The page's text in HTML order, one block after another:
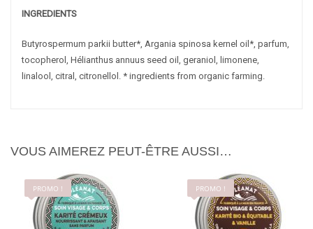
INGREDIENTS
Butyrospermum parkii butter*, Argania spinosa kernel oil*, parfum,
tocopherol, Hélianthus annuus seed oil, geraniol, limonene,
linalool, citral, citronellol. * ingredients from organic farming.
VOUS AIMEREZ PEUT-ÊTRE AUSSI…
PROMO !
AJOUTER
AU PANIER
PLUS
D'INFOS
PROMO !
AJOUTER
AU PANIER
PLUS
D'INFOS